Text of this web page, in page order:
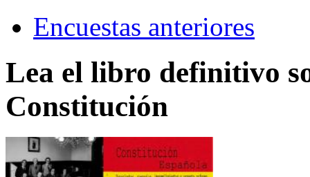
Encuestas anteriores
Lea el libro definitivo
Constitución